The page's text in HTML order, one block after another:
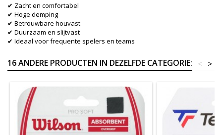
✔ Zacht en comfortabel
✔ Hoge demping
✔ Betrouwbare houvast
✔ Duurzaam en slijtvast
✔ Ideaal voor frequente spelers en teams
16 ANDERE PRODUCTEN IN DEZELFDE CATEGORIE: >
<